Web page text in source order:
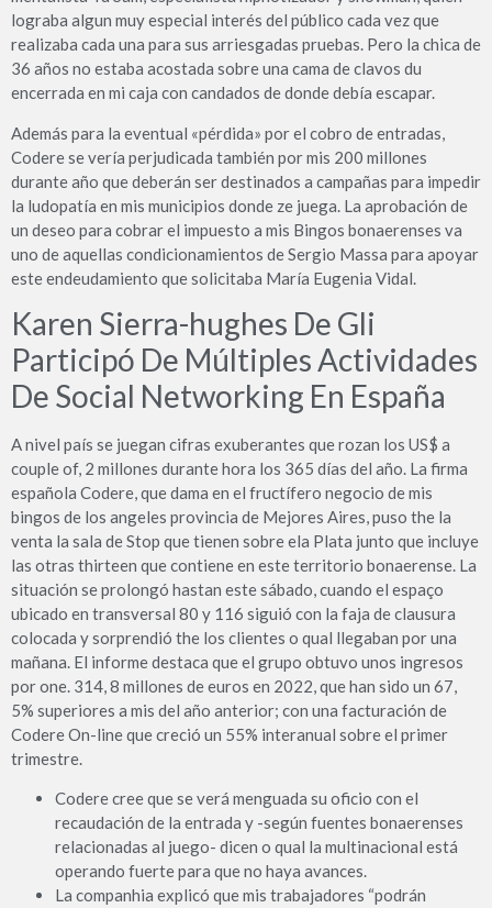
lograba algun muy especial interés del público cada vez que
realizaba cada una para sus arriesgadas pruebas. Pero la chica de
36 años no estaba acostada sobre una cama de clavos du
encerrada en mi caja con candados de donde debía escapar.
Además para la eventual «pérdida» por el cobro de entradas,
Codere se vería perjudicada también por mis 200 millones
durante año que deberán ser destinados a campañas para impedir
la ludopatía en mis municipios donde ze juega. La aprobación de
un deseo para cobrar el impuesto a mis Bingos bonaerenses va
uno de aquellas condicionamientos de Sergio Massa para apoyar
este endeudamiento que solicitaba María Eugenia Vidal.
Karen Sierra-hughes De Gli
Participó De Múltiples Actividades
De Social Networking En España
A nivel país se juegan cifras exuberantes que rozan los US$ a
couple of, 2 millones durante hora los 365 días del año. La firma
española Codere, que dama en el fructífero negocio de mis
bingos de los angeles provincia de Mejores Aires, puso the la
venta la sala de Stop que tienen sobre ela Plata junto que incluye
las otras thirteen que contiene en este territorio bonaerense. La
situación se prolongó hastan este sábado, cuando el espaço
ubicado en transversal 80 y 116 siguió con la faja de clausura
colocada y sorprendió the los clientes o qual llegaban por una
mañana. El informe destaca que el grupo obtuvo unos ingresos
por one. 314, 8 millones de euros en 2022, que han sido un 67,
5% superiores a mis del año anterior; con una facturación de
Codere On-line que creció un 55% interanual sobre el primer
trimestre.
Codere cree que se verá menguada su oficio con el
recaudación de la entrada y -según fuentes bonaerenses
relacionadas al juego- dicen o qual la multinacional está
operando fuerte para que no haya avances.
La companhia explicó que mis trabajadores “podrán